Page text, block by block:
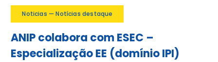
Noticias — Notícias destaque
ANIP colabora com ESEC –
Especialização EE (domínio IPI)